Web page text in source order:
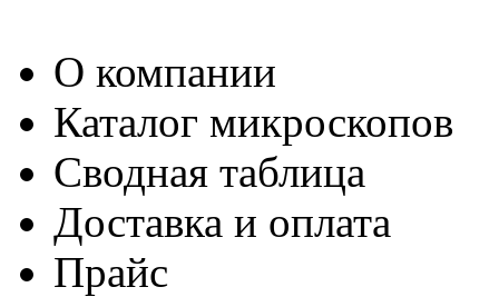
О компании
Каталог микроскопов
Сводная таблица
Доставка и оплата
Прайс